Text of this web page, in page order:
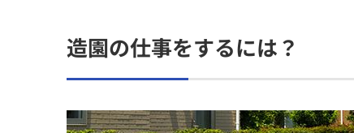
造園の仕事をするには？